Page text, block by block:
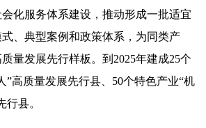
化服务体系建设，推动形成一批适宜
、典型案例和政策体系，为同类产
量发展先行样板。到2025年建成25个
”高质量发展先行县、50个特色产业“机
行县。